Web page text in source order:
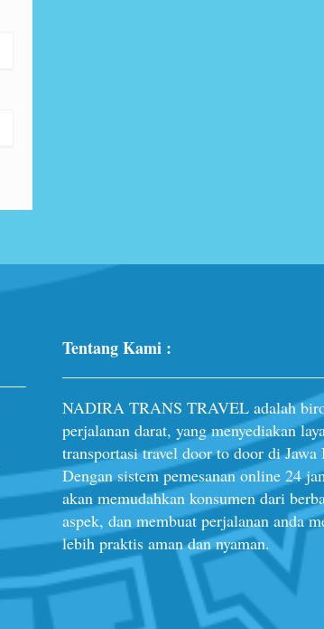
Tentang Kami :
NADIRA TRANS TRAVEL adalah
perjalanan darat, yang menyediakan
transportasi travel door to door di Jawa
Dengan sistem pemesanan online 24
akan memudahkan konsumen dari
aspek, dan membuat perjalanan anda
lebih praktis aman dan nyaman.